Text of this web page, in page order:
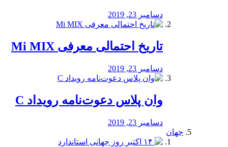
دسامبر 23, 2019
تاریخ احتمالی معرفی Mi MIX
دسامبر 23, 2019
وان پلاس دعوت‌نامه رویداد C
دسامبر 23, 2019
جهان